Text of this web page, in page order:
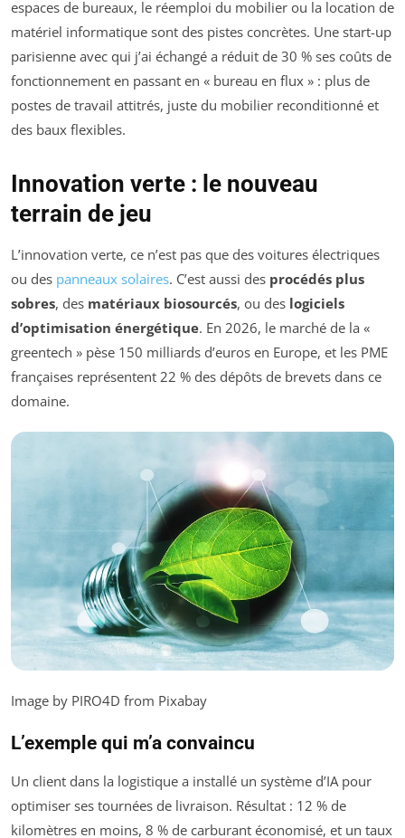
espaces de bureaux, le réemploi du mobilier ou la location de
matériel informatique sont des pistes concrètes. Une start-up
parisienne avec qui j’ai échangé a réduit de 30 % ses coûts de
fonctionnement en passant en « bureau en flux » : plus de
postes de travail attitrés, juste du mobilier reconditionné et
des baux flexibles.
Innovation verte : le nouveau
terrain de jeu
L’innovation verte, ce n’est pas que des voitures électriques
ou des panneaux solaires. C’est aussi des procédés plus
sobres, des matériaux biosourcés, ou des logiciels
d’optimisation énergétique. En 2026, le marché de la «
greentech » pèse 150 milliards d’euros en Europe, et les PME
françaises représentent 22 % des dépôts de brevets dans ce
domaine.
Image by PIRO4D from Pixabay
L’exemple qui m’a convaincu
Un client dans la logistique a installé un système d’IA pour
optimiser ses tournées de livraison. Résultat : 12 % de
kilomètres en moins, 8 % de carburant économisé, et un taux